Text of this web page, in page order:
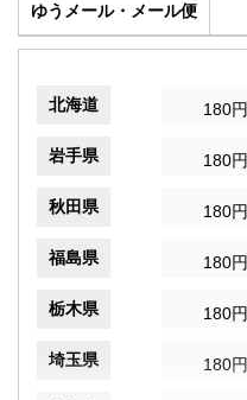
ゆうメール・メール便
北海道 180円
岩手県 180円
秋田県 180円
福島県 180円
栃木県 180円
埼玉県 180円